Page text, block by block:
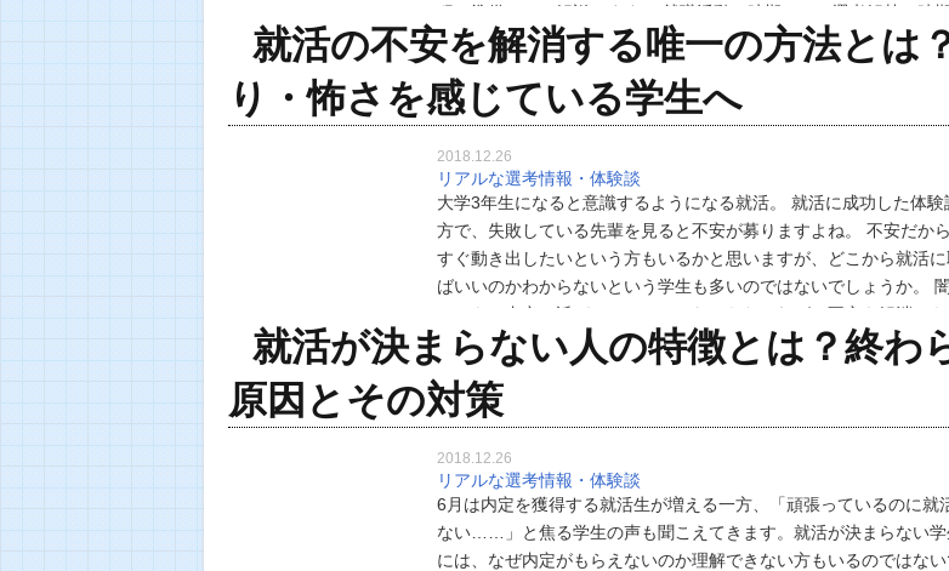
程や準備ついて解説します。 就職活動の時期とは？選考解禁の時
な！ 就職活動を始める適切な時期があることをご存知…
就活の不安を解消する唯一の方法とは
り・怖さを感じている学生へ
2018.12.26
リアルな選考情報・体験談
大学3年生になると意識するようになる就活。 就活に成功した体
方で、失敗している先輩を見ると不安が募りますよね。 不安だか
すぐ動き出したいという方もいるかと思いますが、どこから就活
ばいいのかわからないという学生も多いのではないでしょうか。
しても、内定に近づいているのかわからなければ、不安を解消でき
そこで今回は就活に焦りや怖さを感じている学生に、就活…
就活が決まらない人の特徴とは？終わ
原因とその対策
2018.12.26
リアルな選考情報・体験談
6月は内定を獲得する就活生が増える一方、「頑張っているのに就
ない……」と焦る学生の声も聞こえてきます。就活が決まらない
には、なぜ内定がもらえないのか理解できない方もいるのではない